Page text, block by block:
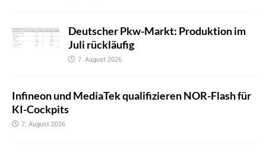
Deutscher Pkw-Markt: Produktion im
Juli rückläufig
7. August 2026
Infineon und MediaTek qualifizieren NOR-Flash für
KI-Cockpits
7. August 2026